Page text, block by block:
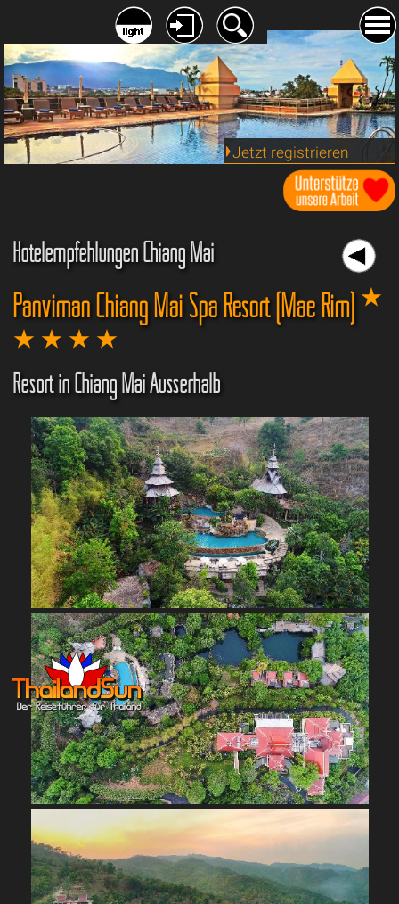
Jetzt registrieren
Hotelempfehlungen Chiang Mai
Panviman Chiang Mai Spa Resort (Mae Rim)
Resort in Chiang Mai Ausserhalb